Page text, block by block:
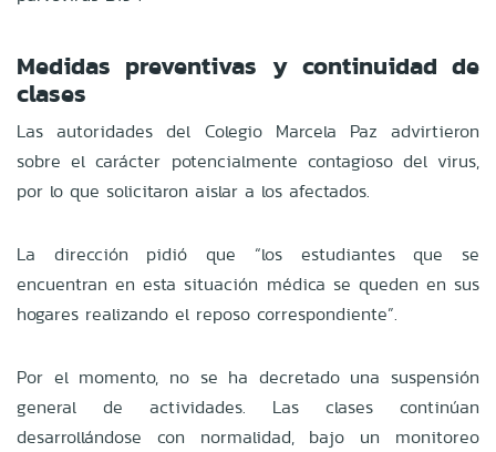
Medidas preventivas y continuidad de
clases
Las autoridades del Colegio Marcela Paz advirtieron
sobre el carácter potencialmente contagioso del virus,
por lo que solicitaron aislar a los afectados.
La dirección pidió que “los estudiantes que se
encuentran en esta situación médica se queden en sus
hogares realizando el reposo correspondiente”.
Por el momento, no se ha decretado una suspensión
general de actividades. Las clases continúan
desarrollándose con normalidad, bajo un monitoreo